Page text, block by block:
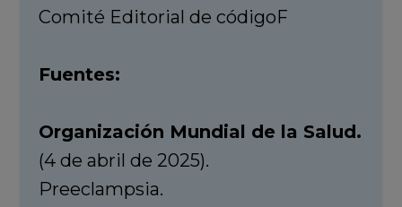
Comité Editorial de códigoF
Fuentes:
Organización Mundial de la Salud.
(4 de abril de 2025).
Preeclampsia.